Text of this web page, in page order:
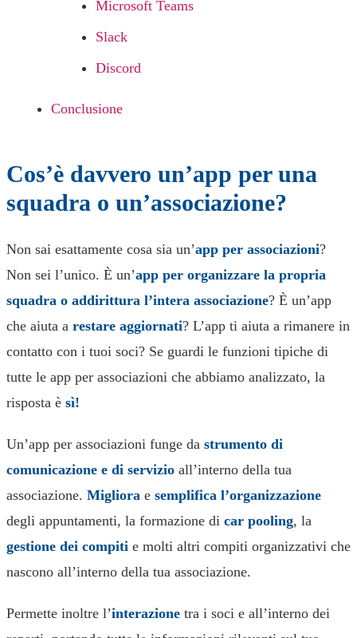
Microsoft Teams
Slack
Discord
Conclusione
Cos’è davvero un’app per una
squadra o un’associazione?
Non sai esattamente cosa sia un’app per associazioni?
Non sei l’unico. È un’app per organizzare la propria
squadra o addirittura l’intera associazione? È un’app
che aiuta a restare aggiornati? L’app ti aiuta a rimanere in
contatto con i tuoi soci? Se guardi le funzioni tipiche di
tutte le app per associazioni che abbiamo analizzato, la
risposta è sì!
Un’app per associazioni funge da strumento di
comunicazione e di servizio all’interno della tua
associazione. Migliora e semplifica l’organizzazione
degli appuntamenti, la formazione di car pooling, la
gestione dei compiti e molti altri compiti organizzativi che
nascono all’interno della tua associazione.
Permette inoltre l’interazione tra i soci e all’interno dei